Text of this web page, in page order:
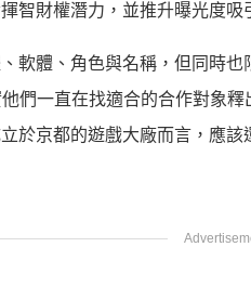
智財權潛力，並推升曝光度吸
軟體、角色與名稱，但同時
們一直在找適合的合作對象
於京都的遊戲大廠而言，應該